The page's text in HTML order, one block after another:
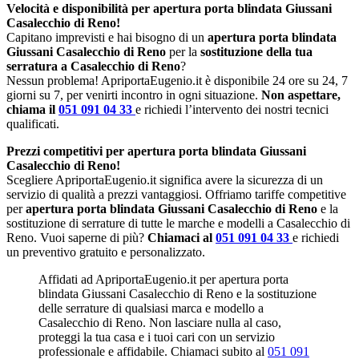
Velocità e disponibilità per apertura porta blindata Giussani
Casalecchio di Reno!
Capitano imprevisti e hai bisogno di un apertura porta blindata
Giussani Casalecchio di Reno per la sostituzione della tua
serratura a Casalecchio di Reno?
Nessun problema! ApriportaEugenio.it è disponibile 24 ore su 24, 7
giorni su 7, per venirti incontro in ogni situazione. Non aspettare,
chiama il 051 091 04 33 e richiedi l’intervento dei nostri tecnici
qualificati.
Prezzi competitivi per apertura porta blindata Giussani
Casalecchio di Reno!
Scegliere ApriportaEugenio.it significa avere la sicurezza di un
servizio di qualità a prezzi vantaggiosi. Offriamo tariffe competitive
perapertura porta blindata Giussani Casalecchio di Reno e la
sostituzione di serrature di tutte le marche e modelli a Casalecchio di
Reno. Vuoi saperne di più? Chiamaci al 051 091 04 33 e richiedi
un preventivo gratuito e personalizzato.
Affidati ad ApriportaEugenio.it per apertura porta
blindata Giussani Casalecchio di Reno e la sostituzione
delle serrature di qualsiasi marca e modello a
Casalecchio di Reno. Non lasciare nulla al caso,
proteggi la tua casa e i tuoi cari con un servizio
professionale e affidabile. Chiamaci subito al 051 091